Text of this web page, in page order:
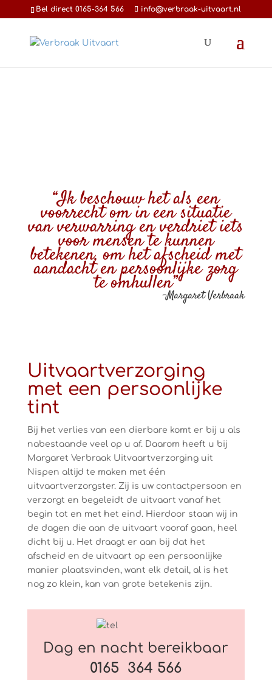
Bel direct 0165-364 566 info@verbraak-uitvaart.nl
“Ik beschouw het als een
voorrecht om in een situatie
van verwarring en verdriet iets
voor mensen te kunnen
betekenen, om het afscheid met
aandacht en persoonlijke zorg
te omhullen”-Margaret Verbraak
Uitvaartverzorging
met een persoonlijke
tint
Bij het verlies van een dierbare komt er bij u als
nabestaande veel op u af. Daarom heeft u bij
Margaret Verbraak Uitvaartverzorging uit
Nispen altijd te maken met één
uitvaartverzorgster. Zij is uw contactpersoon en
verzorgt en begeleidt de uitvaart vanaf het
begin tot en met het eind. Hierdoor staan wij in
de dagen die aan de uitvaart vooraf gaan, heel
dicht bij u. Het draagt er aan bij dat het
afscheid en de uitvaart op een persoonlijke
manier plaatsvinden, want elk detail, al is het
nog zo klein, kan van grote betekenis zijn.
Dag en nacht bereikbaar
0165 364 566